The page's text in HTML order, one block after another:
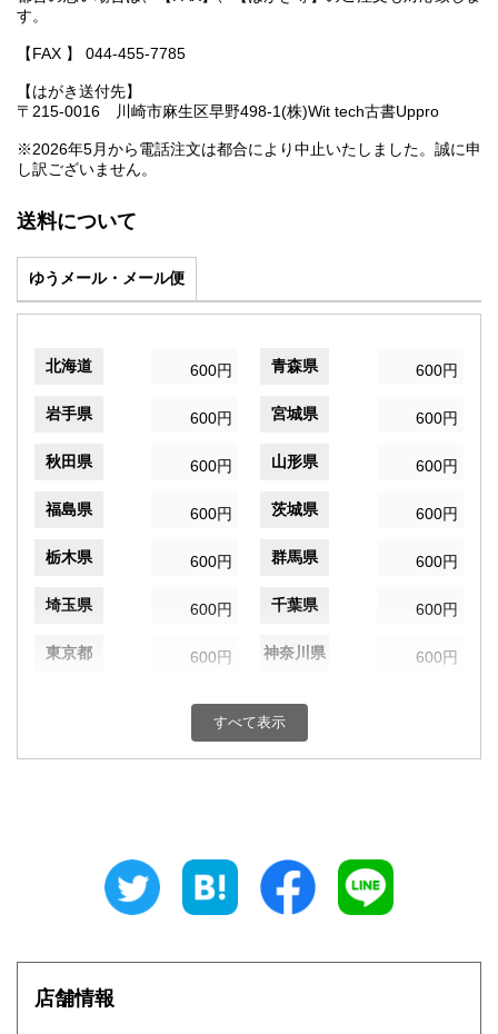
す。
【FAX 】 044-455-7785
【はがき送付先】
〒215-0016 川崎市麻生区早野498-1(株)Wit tech古書Uppro
※2026年5月から電話注文は都合により中止いたしました。誠に申
し訳ございません。
送料について
ゆうメール・メール便
北海道 600円 青森県 600円
岩手県 600円 宮城県 600円
秋田県 600円 山形県 600円
福島県 600円 茨城県 600円
栃木県 600円 群馬県 600円
埼玉県 600円 千葉県 600円
東京都 600円 神奈川県 600円
600円 富山県
600円 三重県
大阪府
すべて表示
店舗情報